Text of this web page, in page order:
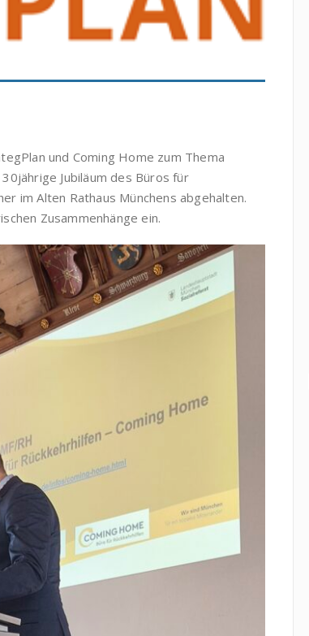
und Coming Home zum Thema
Jubiläum des Büros für
im Alten Rathaus Münchens abgehalten.
Zusammenhänge ein.